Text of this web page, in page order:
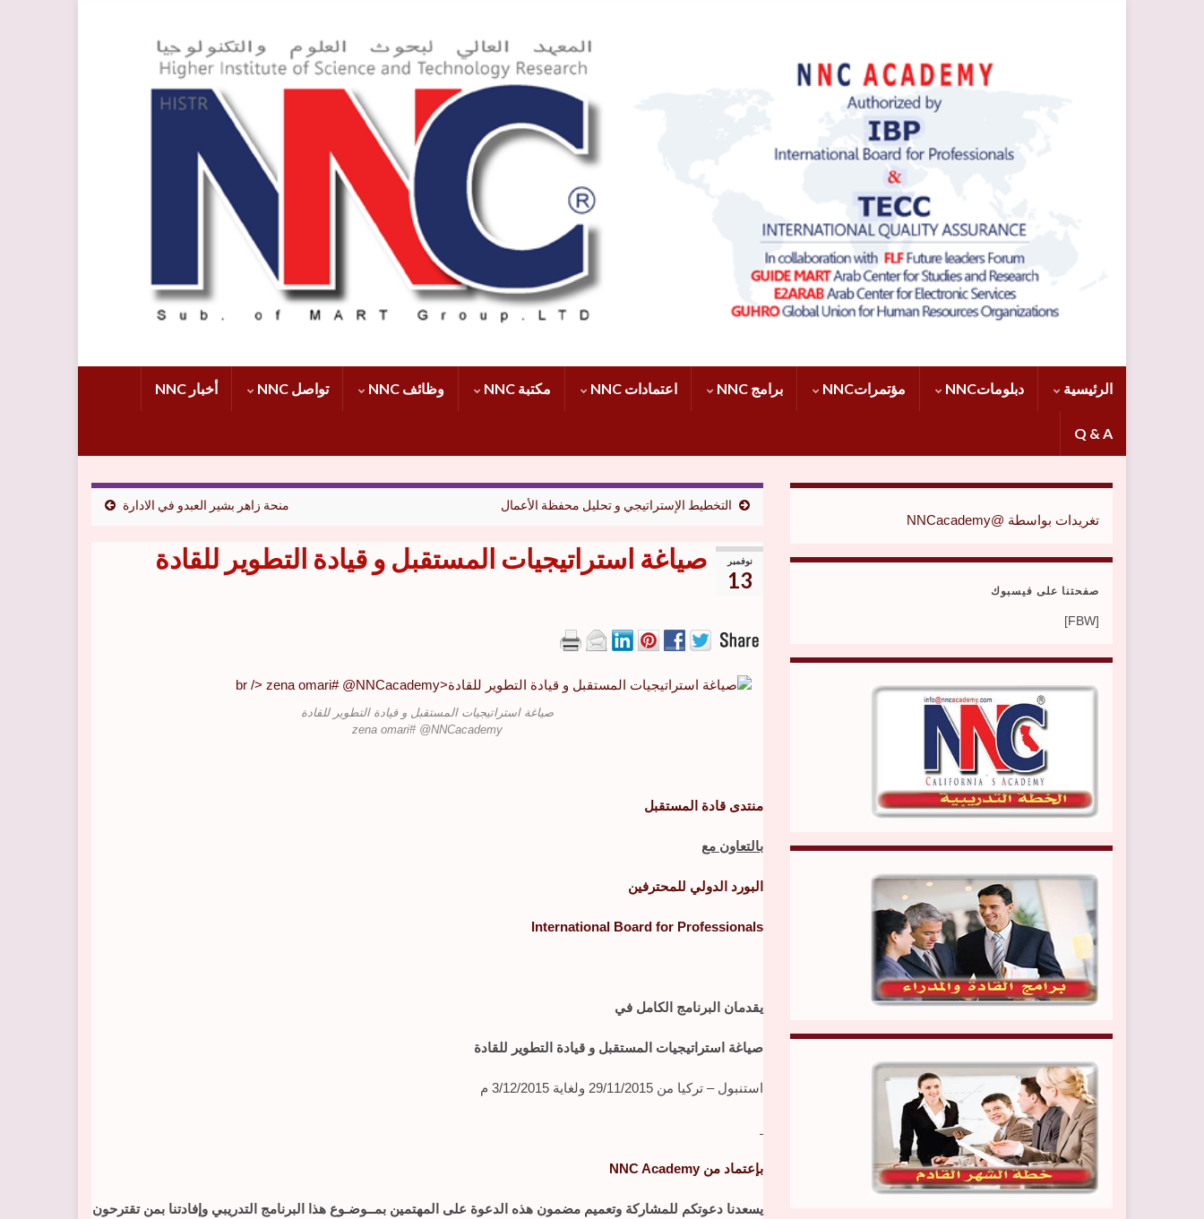
الرئيسية دبلوماتNNC مؤتمراتNNC برامج NNC اعتمادات NNC مكتبة NNC وظائف NNC تواصل NNC أخبار NNC
Q & A
التخطيط الإستراتيجي و تحليل محفظة الأعمال منحة زاهر بشير العبدو في الادارة
نوفمبر
13
صياغة استراتيجيات المستقبل و قيادة التطوير للقادة
صياغة استراتيجيات المستقبل و قيادة التطوير للقادة
zena omari# @NNCacademy
منتدى قادة المستقبل
بالتعاون مع
البورد الدولي للمحترفين
International Board for Professionals
يقدمان البرنامج الكامل في
صياغة استراتيجيات المستقبل و قيادة التطوير للقادة
استنبول – تركيا من 29/11/2015 ولغاية 3/12/2015 م
بإعتماد من NNC Academy
يسعدنا دعوتكم للمشاركة وتعميم مضمون هذه الدعوة على المهتمين بمــوضـوع هذا البرنامج التدريبي وإفادتنا بمن تقترحون
تغريدات بواسطة @NNCacademy
صفحتنا على فيسبوك
[FBW]